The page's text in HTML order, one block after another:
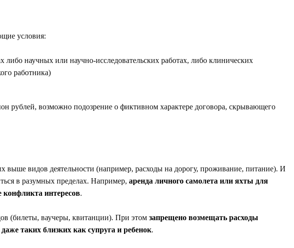
условия:
либо научных или научно-исследовательских работах, либо клинических
работника)
рублей, возможно подозрение о фиктивном характере договора, скрывающего
видов деятельности (например, расходы на дорогу, проживание, питание). И
в разумных пределах. Например, аренда личного самолета или яхты для
конфликта интересов.
(билеты, ваучеры, квитанции). При этом запрещено возмещать расходы
таких близких как супруга и ребенок.